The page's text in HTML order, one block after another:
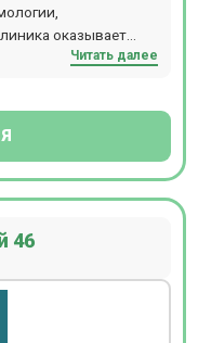
оказывает
услуг.Читать далее
46